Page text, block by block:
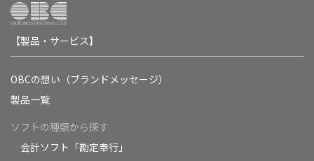
【製品・サービス】
OBCの想い（ブランドメッセージ）
製品一覧
ソフトの種類から探す
会計ソフト「勘定奉行」